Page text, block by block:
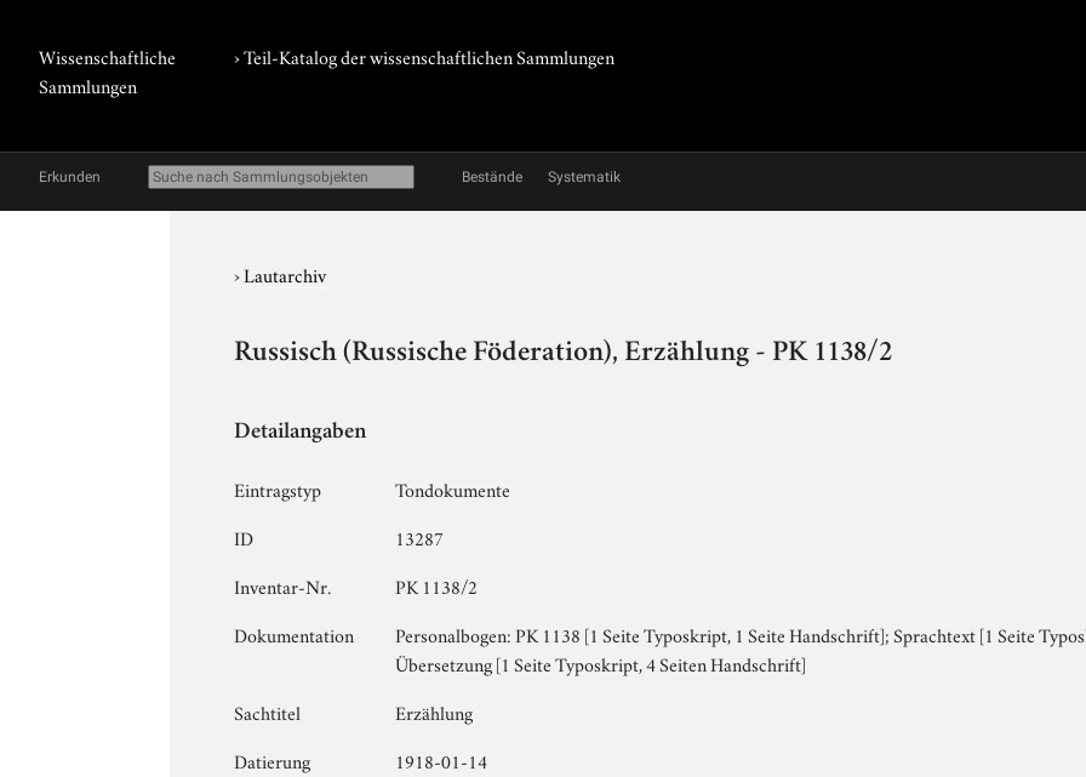
Wissenschaftliche
Sammlungen
› Teil-Katalog der wissenschaftlichen Sammlungen
Erkunden Bestände Systematik
›Lautarchiv
Russisch (Russische Föderation), Erzählung - PK 1138/2
Detailangaben
Eintragstyp
Tondokumente
ID
13287
Inventar-Nr.
PK 1138/2
Dokumentation
Personalbogen: PK 1138 [1 Seite Typoskript, 1 Seite Handschrift]; Sprachtext [1 Seite
Übersetzung [1 Seite Typoskript, 4 Seiten Handschrift]
Sachtitel
Erzählung
Datierung
1918-01-14